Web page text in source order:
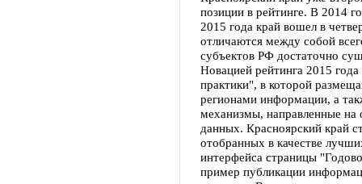
позиции в рейтинге. В 2014
2015 года край вошел в
отличаются между собой
субъектов РФ достаточно
Новацией рейтинга 2015
практики", в которой
регионами информации, а
механизмы, направленные
данных. Красноярский край
отобранных в качестве
интерфейса страницы
пример публикации